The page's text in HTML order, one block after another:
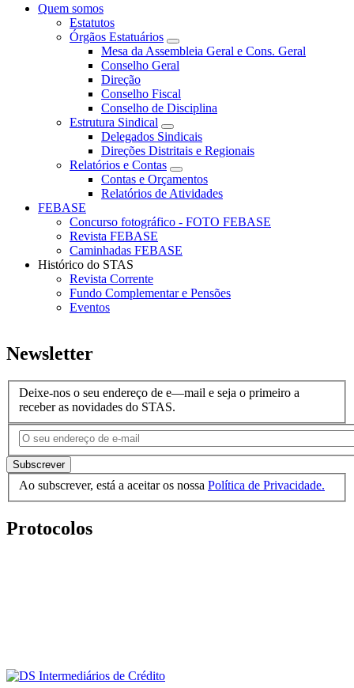
Quem somos
Estatutos
Órgãos Estatuários
Mesa da Assembleia Geral e Cons. Geral
Conselho Geral
Direção
Conselho Fiscal
Conselho de Disciplina
Estrutura Sindical
Delegados Sindicais
Direções Distritais e Regionais
Relatórios e Contas
Contas e Orçamentos
Relatórios de Atividades
FEBASE
Concurso fotográfico - FOTO FEBASE
Revista FEBASE
Caminhadas FEBASE
Histórico do STAS
Revista Corrente
Fundo Complementar e Pensões
Eventos
Newsletter
Deixe-nos o seu endereço de e—mail e seja o primeiro a
receber as novidades do STAS.
Subscrever
Ao subscrever, está a aceitar os nossa Política de Privacidade.
Protocolos